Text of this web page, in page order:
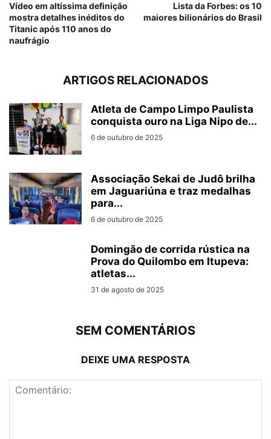
Vídeo em altíssima definição
mostra detalhes inéditos do
Titanic após 110 anos do
naufrágio
Lista da Forbes: os 10
maiores bilionários do Brasil
ARTIGOS RELACIONADOS
Atleta de Campo Limpo Paulista
conquista ouro na Liga Nipo de...
6 de outubro de 2025
Associação Sekai de Judô brilha
em Jaguariúna e traz medalhas
para...
6 de outubro de 2025
Domingão de corrida rústica na
Prova do Quilombo em Itupeva:
atletas...
31 de agosto de 2025
SEM COMENTÁRIOS
DEIXE UMA RESPOSTA